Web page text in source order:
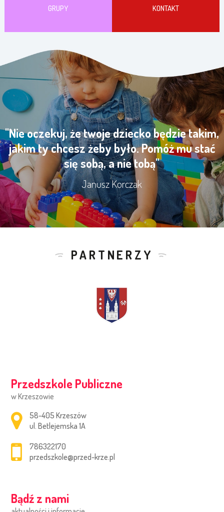
GRUPY KONTAKT
"Nie oczekuj, że twoje dziecko będzie takim,
jakim ty chcesz żeby było. Pomóż mu stać
się sobą, a nie tobą"
Janusz Korczak
PARTNERZY
Przedszkole Publiczne
w Krzeszowie
Adres pocztowy:
58-405 Krzeszów
ul. Betlejemska 1A
786322170
przedszkole@przed-krze.pl
Bądź z nami